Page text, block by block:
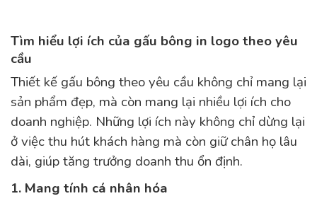
Tìm hiểu lợi ích của gấu bông in logo theo yêu
cầu
Thiết kế gấu bông theo yêu cầu không chỉ mang lại
sản phẩm đẹp, mà còn mang lại nhiều lợi ích cho
doanh nghiệp. Những lợi ích này không chỉ dừng lại
ở việc thu hút khách hàng mà còn giữ chân họ lâu
dài, giúp tăng trưởng doanh thu ổn định.
1. Mang tính cá nhân hóa